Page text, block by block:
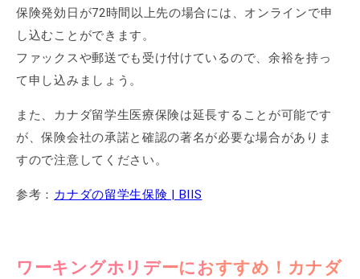
保険発効日が72時間以上先の場合には、オンラインで申
し込むことができます。
ファックスや郵送でも受け付けているので、余裕を持っ
て申し込みましょう。
また、カナダ留学生医療保険は延長することが可能です
が、保険会社の承諾と確認の著名が必要な場合がありま
すので注意してください。
参考： カナダの留学生保険 | BIIS
ワーキングホリデーにおすすめ！カナダ